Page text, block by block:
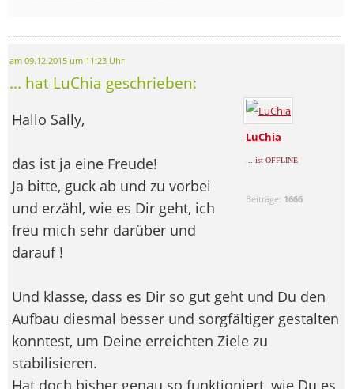
am 09.12.2015 um 11:23 Uhr
... hat LuChia geschrieben:
LuChia
... ist OFFLINE
Beiträge: 1666
Hallo Sally,
das ist ja eine Freude!
Ja bitte, guck ab und zu vorbei
und erzähl, wie es Dir geht, ich
freu mich sehr darüber und
darauf !
Und klasse, dass es Dir so gut geht und Du den
Aufbau diesmal besser und sorgfältiger gestalten
konntest, um Deine erreichten Ziele zu
stabilisieren.
Hat doch bisher genau so funktioniert, wie Du es